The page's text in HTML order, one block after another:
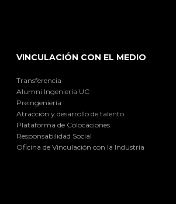
VINCULACIÓN CON EL MEDIO
Transferencia
Alumni Ingeniería UC
Preingeniería
Atracción y desarrollo de talento
Plataforma de Colocaciones
Responsabilidad Social
Oficina de Vinculación con la Industria